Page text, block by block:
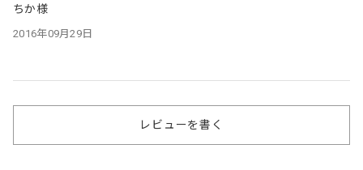
ちか様
2016年09月29日
レビューを書く